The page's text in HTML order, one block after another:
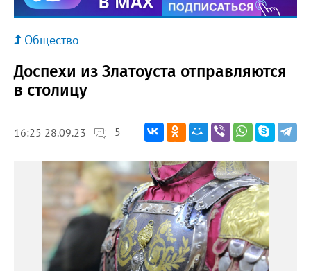
Общество
Доспехи из Златоуста отправляются
в столицу
16:25 28.09.23 5